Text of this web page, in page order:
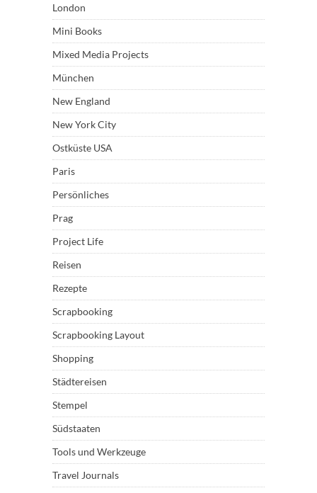
London
Mini Books
Mixed Media Projects
München
New England
New York City
Ostküste USA
Paris
Persönliches
Prag
Project Life
Reisen
Rezepte
Scrapbooking
Scrapbooking Layout
Shopping
Städtereisen
Stempel
Südstaaten
Tools und Werkzeuge
Travel Journals